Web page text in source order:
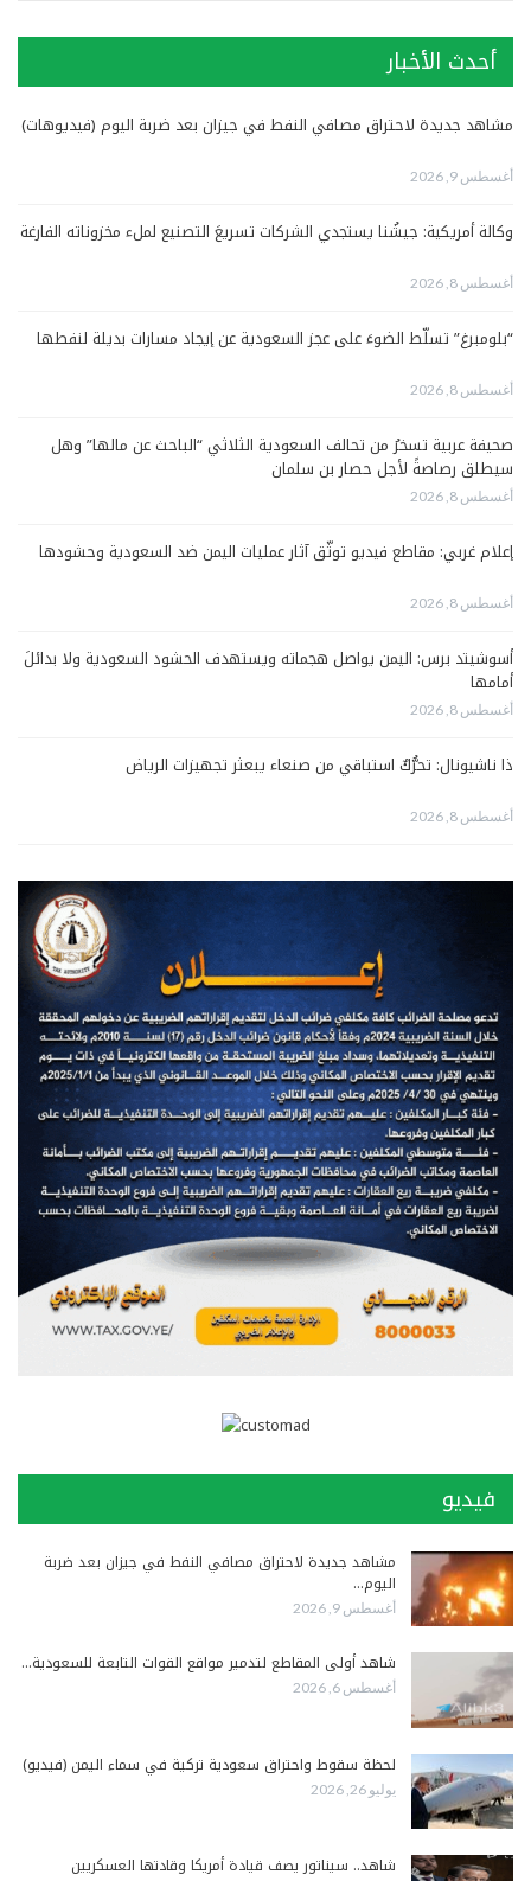
أحدث الأخبار
مشاهد جديدة لاحتراق مصافي النفط في جيزان بعد ضربة اليوم (فيديوهات)
أغسطس 9, 2026
وكالة أمريكية: جيشُنا يستجدي الشركات تسريعَ التصنيع لملء مخزوناته الفارغة
أغسطس 8, 2026
“بلومبرغ” تسلّط الضوءَ على عجز السعودية عن إيجاد مسارات بديلة لنفطها
أغسطس 8, 2026
صحيفة عربية تسخرُ من تحالف السعودية الثلاثي “الباحث عن مالها” وهل
سيطلق رصاصةً لأجل حصار بن سلمان
أغسطس 8, 2026
إعلام غربي: مقاطع فيديو توثّق آثار عمليات اليمن ضد السعودية وحشودها
أغسطس 8, 2026
أسوشيتد برس: اليمن يواصل هجماته ويستهدف الحشود السعودية ولا بدائلَ
أمامها
أغسطس 8, 2026
ذا ناشيونال: تحرُّكٌ استباقي من صنعاء يبعثر تجهيزات الرياض
أغسطس 8, 2026
فيديو
مشاهد جديدة لاحتراق مصافي النفط في جيزان بعد ضربة
اليوم…
أغسطس 9, 2026
شاهد أولى المقاطع لتدمير مواقع القوات التابعة للسعودية…
أغسطس 6, 2026
لحظة سقوط واحتراق سعودية تركية في سماء اليمن (فيديو)
يوليو 26, 2026
شاهد.. سيناتور يصف قيادة أمريكا وقادتها العسكريين